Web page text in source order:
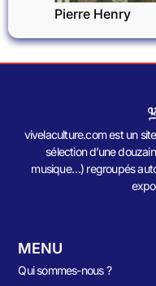
Pierre Henry
vivelaculture.com est un
sélection d’une
musique…) regroupés
MENU
Qui sommes-nous ?